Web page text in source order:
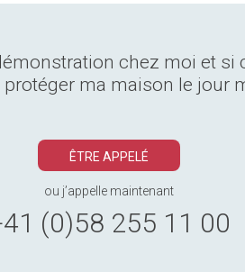
chez moi et si
ma maison le jour
ÊTRE APPELÉ
ou j’appelle maintenant
(0)58 255 11 00